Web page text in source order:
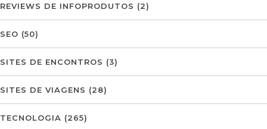
REVIEWS DE INFOPRODUTOS (2)
SEO (50)
SITES DE ENCONTROS (3)
SITES DE VIAGENS (28)
TECNOLOGIA (265)